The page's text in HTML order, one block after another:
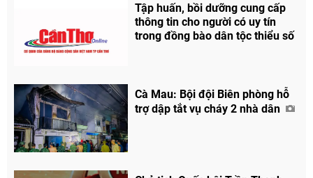
Tập huấn, bồi dưỡng cung cấp
thông tin cho người có uy tín
trong đồng bào dân tộc thiểu số
Cà Mau: Bội đội Biên phòng hỗ
trợ dập tắt vụ cháy 2 nhà dân